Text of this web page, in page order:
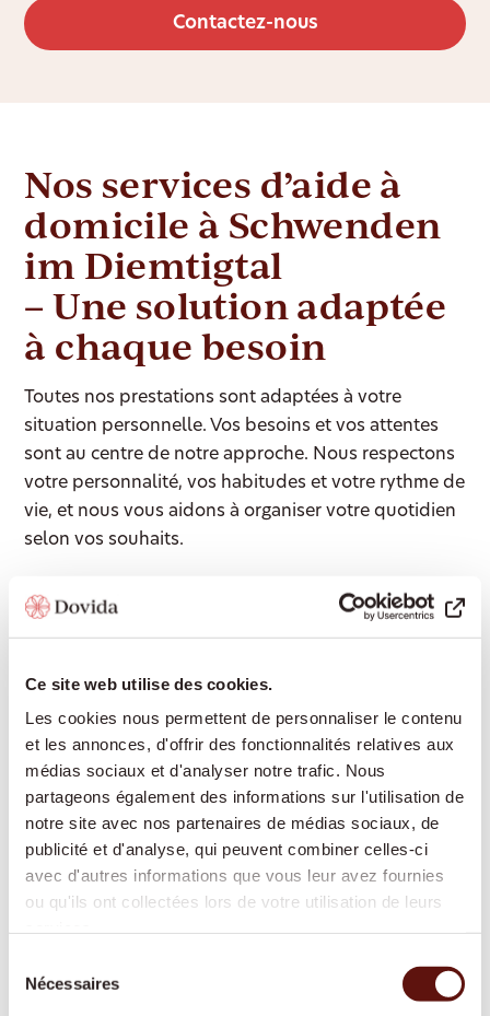
Ce site web utilise des cookies.
Les cookies nous permettent de personnaliser le contenu
et les annonces, d'offrir des fonctionnalités relatives aux
médias sociaux et d'analyser notre trafic. Nous
partageons également des informations sur l'utilisation de
notre site avec nos partenaires de médias sociaux, de
publicité et d'analyse, qui peuvent combiner celles-ci
avec d'autres informations que vous leur avez fournies
ou qu'ils ont collectées lors de votre utilisation de leurs
Nécessaires
Contactez-nous
Nos services d’aide à
domicile à Schwenden
im Diemtigtal
– Une solution adaptée
à chaque besoin
Toutes nos prestations sont adaptées à votre
situation personnelle. Vos besoins et vos attentes
sont au centre de notre approche. Nous respectons
votre personnalité, vos habitudes et votre rythme de
vie, et nous vous aidons à organiser votre quotidien
selon vos souhaits.
Accompagnement 24/24
Une présence rassurante de jour comme de
sécurité sans devoir déménager en
établissement médico-social.
Aide à domicile
Cuisine, ménage, lessive ou courses : nous
agréable.